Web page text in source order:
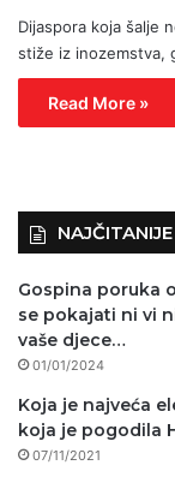
Dijaspora koja šalje
stiže iz inozemstva,
Read More »
NAJČITANIJE
Gospina poruka
se pokajati ni vi
vaše djece…
01/01/2024
Koja je najveća
koja je pogodila
07/11/2021